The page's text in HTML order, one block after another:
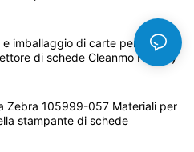
imballaggio di carte per la
di schede Cleanmo Factory
Zebra 105999-057 Materiali per
stampante di schede